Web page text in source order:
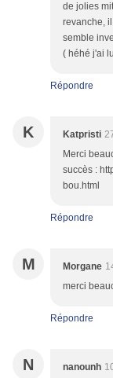
de jolies
revanche,
semble
( héhé j'ai
Répondre
K Katpristi
Merci
succès :
bou.html
Répondre
M Morgane
merci
Répondre
N nanounh